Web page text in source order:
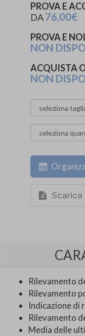
PROVA E
DA76,00€
PROVA E
NON
ACQUISTA
NON
Scarica
Rilevamento
Rilevamento
Indicazione di
Rilevamento
Media delle